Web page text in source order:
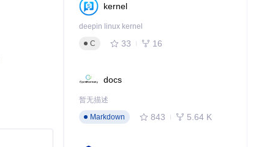
kernel
deepin linux kernel
C
33 16
docs
暂无描述
Markdown
843 5.64 K